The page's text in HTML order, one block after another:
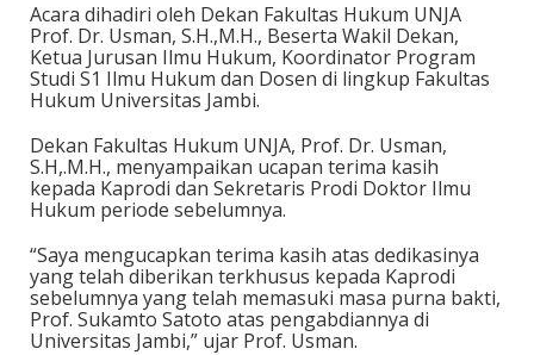
Acara dihadiri oleh Dekan Fakultas Hukum UNJA
Prof. Dr. Usman, S.H.,M.H., Beserta Wakil Dekan,
Ketua Jurusan Ilmu Hukum, Koordinator Program
Studi S1 Ilmu Hukum dan Dosen di lingkup Fakultas
Hukum Universitas Jambi.
Dekan Fakultas Hukum UNJA, Prof. Dr. Usman,
S.H,.M.H., menyampaikan ucapan terima kasih
kepada Kaprodi dan Sekretaris Prodi Doktor Ilmu
Hukum periode sebelumnya.
“Saya mengucapkan terima kasih atas dedikasinya
yang telah diberikan terkhusus kepada Kaprodi
sebelumnya yang telah memasuki masa purna bakti,
Prof. Sukamto Satoto atas pengabdiannya di
Universitas Jambi,” ujar Prof. Usman.